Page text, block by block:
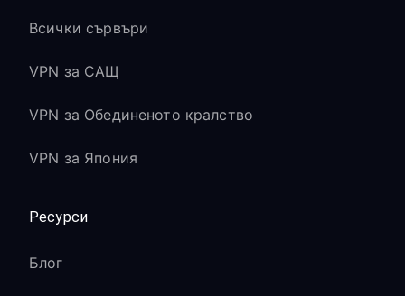
Всички сървъри
VPN за САЩ
VPN за Обединеното кралство
VPN за Япония
Ресурси
Блог